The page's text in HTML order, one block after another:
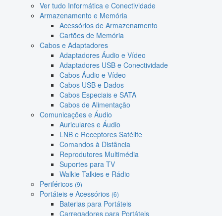
Ver tudo Informática e Conectividade
Armazenamento e Memória
Acessórios de Armazenamento
Cartões de Memória
Cabos e Adaptadores
Adaptadores Áudio e Vídeo
Adaptadores USB e Conectividade
Cabos Áudio e Vídeo
Cabos USB e Dados
Cabos Especiais e SATA
Cabos de Alimentação
Comunicações e Áudio
Auriculares e Áudio
LNB e Receptores Satélite
Comandos à Distância
Reprodutores Multimédia
Suportes para TV
Walkie Talkies e Rádio
Periféricos (9)
Portáteis e Acessórios (6)
Baterias para Portáteis
Carregadores para Portáteis